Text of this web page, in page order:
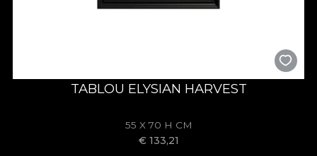
TABLOU ELYSIAN HARVEST
55 X 70 H CM
€ 133,21